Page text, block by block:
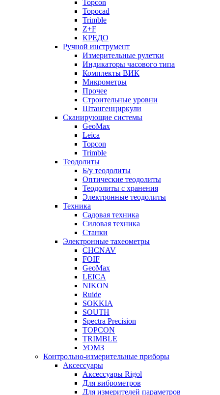
Topcon
Topocad
Trimble
Z+F
КРЕДО
Ручной инструмент
Измерительные рулетки
Индикаторы часового типа
Комплекты ВИК
Микрометры
Прочее
Строительные уровни
Штангенциркули
Сканирующие системы
GeoMax
Leica
Topcon
Trimble
Теодолиты
Б/у теодолиты
Оптические теодолиты
Теодолиты с хранения
Электронные теодолиты
Техника
Садовая техника
Силовая техника
Станки
Электронные тахеометры
CHCNAV
FOIF
GeoMax
LEICA
NIKON
Ruide
SOKKIA
SOUTH
Spectra Precision
TOPCON
TRIMBLE
УОМЗ
Контрольно-измерительные приборы
Аксессуары
Аксессуары Rigol
Для виброметров
Для измерителей параметров